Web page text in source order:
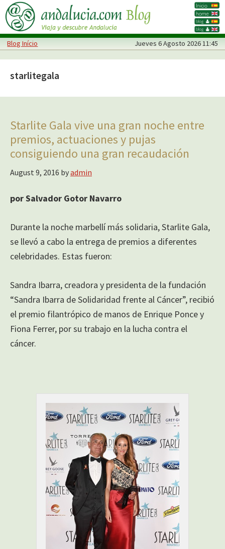
Skip
to
main
content
Skip
to
primary
sidebar
Blog Início Jueves 6 Agosto 2026 11:45
starlitegala
Starlite Gala vive una gran noche entre
premios, actuaciones y pujas
consiguiendo una gran recaudación
August 9, 2016 byadmin
por Salvador Gotor Navarro
Durante la noche marbellí más solidaria, Starlite Gala,
se llevó a cabo la entrega de premios a diferentes
celebridades. Estas fueron:
Sandra Ibarra, creadora y presidenta de la fundación
“Sandra Ibarra de Solidaridad frente al Cáncer”, recibió
el premio filantrópico de manos de Enrique Ponce y
Fiona Ferrer, por su trabajo en la lucha contra el
cáncer.